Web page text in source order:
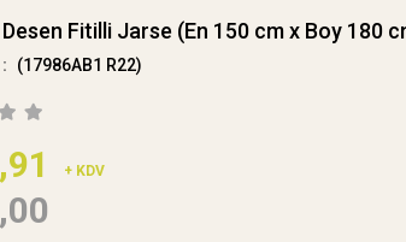
Fitilli Jarse (En 150 cm x Boy 180
(17986AB1 R22)
+ KDV